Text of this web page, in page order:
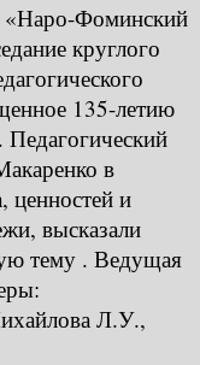
Фоминский
круглого
135-летию
в
ценностей и
высказали
тему . Ведущая
Л.У.,